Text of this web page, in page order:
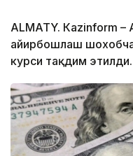
ALMATY. Кazinform –
айирбошлаш
курси тақдим этилди.